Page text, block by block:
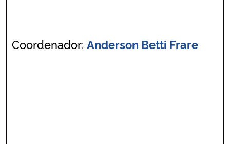
Secretaria de Governo
Coordenador: Anderson Betti Frare